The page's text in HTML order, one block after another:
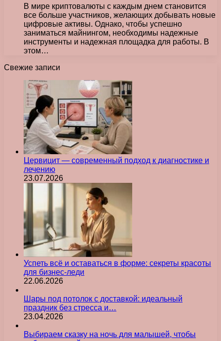
В мире криптовалюты с каждым днем становится
все больше участников, желающих добывать новые
цифровые активы. Однако, чтобы успешно
заниматься майнингом, необходимы надежные
инструменты и надежная площадка для работы. В
этом…
Свежие записи
Цервицит — современный подход к диагностике и
лечению
23.07.2026
Успеть всё и оставаться в форме: секреты красоты
для бизнес-леди
22.06.2026
Шары под потолок с доставкой: идеальный
праздник без стресса и…
23.04.2026
Выбираем сказку на ночь для малышей, чтобы